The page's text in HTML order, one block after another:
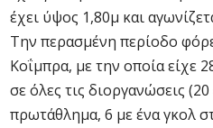
έχει ύψος 1,80μ και
Την περασμένη περίοδο
Κοΐμπρα, με την οποία είχε
σε όλες τις διοργανώσεις
πρωτάθλημα, 6 με ένα γκολ